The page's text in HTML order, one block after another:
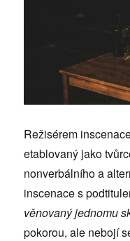
Režisérem
etablovaný jako
nonverbálního a
inscenace s
věnovaný jednomu
pokorou, ale nebojí